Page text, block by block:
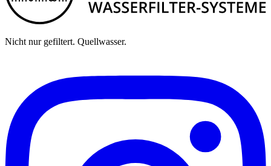
Nicht nur gefiltert. Quellwasser.